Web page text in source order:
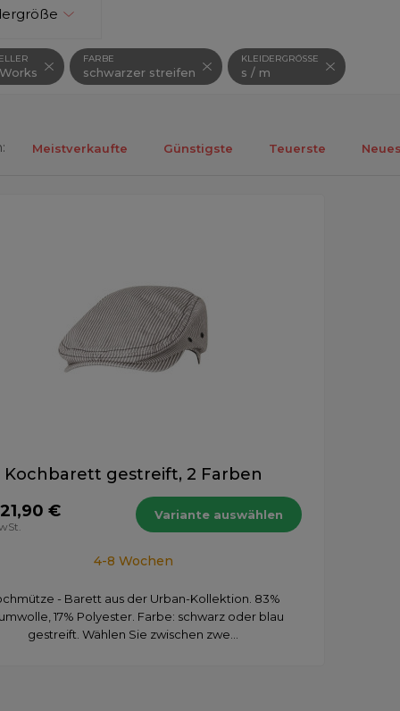
FARBE
schwarzer streifen
KLEIDERGRÖSSE
s / m
Meistverkaufte Günstigste Teuerste
Kochbarett gestreift, 2 Farben
€
Variante auswählen
4-8 Wochen
- Barett aus der Urban-Kollektion. 83%
17% Polyester. Farbe: schwarz oder blau
gestreift. Wählen Sie zwischen zwe...